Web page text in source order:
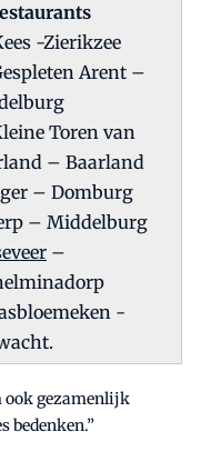
-Zierikzee
Arent –
Toren van
– Baarland
– Domburg
– Middelburg
–
-
ook gezamenlijk
bedenken.”